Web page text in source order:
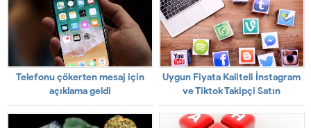
Telefonu çökerten mesaj için
açıklama geldi
Uygun Fiyata Kaliteli İnstagram
ve Tiktok Takipçi Satın
Alabileceğiniz Güvenilir Site